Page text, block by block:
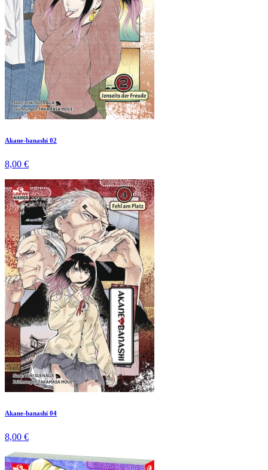
Akane-banashi 02
8,00 €
Akane-banashi 04
8,00 €